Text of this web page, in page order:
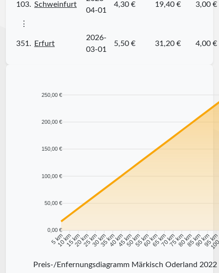
103. Schweinfurt
04-01
4,30 € 19,40 € 3,00 €
⋮
351. Erfurt
2026-
03-01
5,50 € 31,20 € 4,00 €
250,00 €
200,00 €
150,00 €
100,00 €
50,00 €
0,00 €
5 km
10 km15 km20 km25 km30 km35 km40 km45 km50 km55 km60 km65 km70 km75 km80 km85 km90 km95 km
Preis-/Enfernungsdiagramm Märkisch Oderland 2022